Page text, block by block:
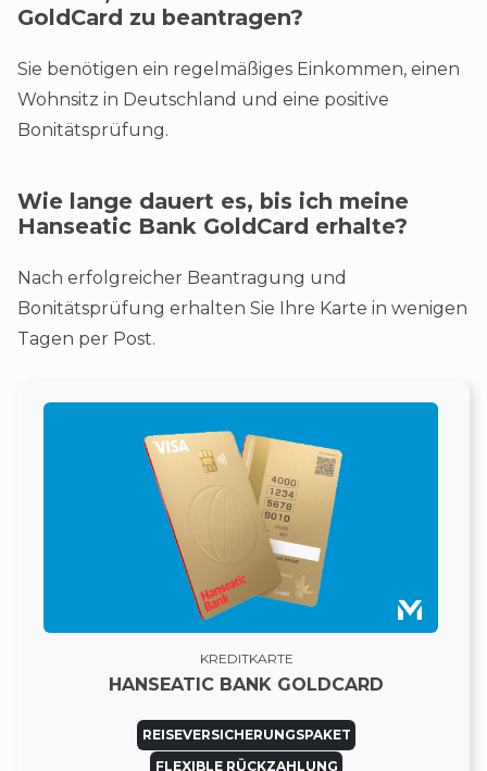
GoldCard zu beantragen?
Sie benötigen ein regelmäßiges Einkommen, einen
Wohnsitz in Deutschland und eine positive
Bonitätsprüfung.
Wie lange dauert es, bis ich meine
Hanseatic Bank GoldCard erhalte?
Nach erfolgreicher Beantragung und
Bonitätsprüfung erhalten Sie Ihre Karte in wenigen
Tagen per Post​.
KREDITKARTE
HANSEATIC BANK GOLDCARD
REISEVERSICHERUNGSPAKET
FLEXIBLE RÜCKZAHLUNG